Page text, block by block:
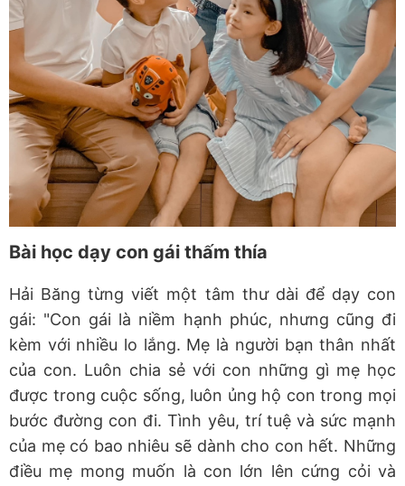
Bài học dạy con gái thấm thía
Hải Băng từng viết một tâm thư dài để dạy con
gái: "Con gái là niềm hạnh phúc, nhưng cũng đi
kèm với nhiều lo lắng. Mẹ là người bạn thân nhất
của con. Luôn chia sẻ với con những gì mẹ học
được trong cuộc sống, luôn ủng hộ con trong mọi
bước đường con đi. Tình yêu, trí tuệ và sức mạnh
của mẹ có bao nhiêu sẽ dành cho con hết. Những
điều mẹ mong muốn là con lớn lên cứng cỏi và